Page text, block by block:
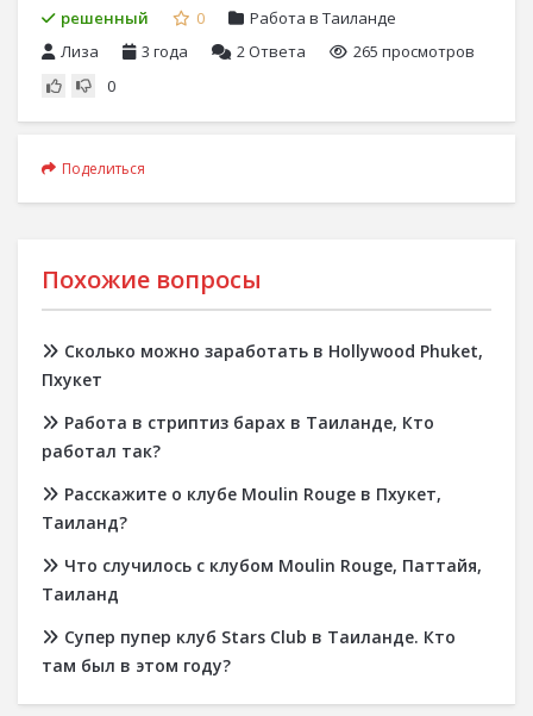
решенный 0
Работа в Таиланде
Лиза
3 года 2Ответа
265 просмотров
0
Поделиться
Похожие вопросы
Сколько можно заработать в Hollywood Phuket,
Пхукет
Работа в стриптиз барах в Таиланде, Кто
работал так?
Расскажите о клубе Moulin Rouge в Пхукет,
Таиланд?
Что случилось с клубом Moulin Rouge, Паттайя,
Таиланд
Супер пупер клуб Stars Club в Таиланде. Кто
там был в этом году?